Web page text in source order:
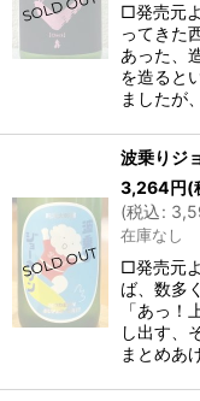
□発売元
ってきた
あった、
を造ると
ましたが
波乗りジ
3,264円(
(税込:
在庫なし
□発売元
ば、数多
「あっ
し出す、
まとめあ